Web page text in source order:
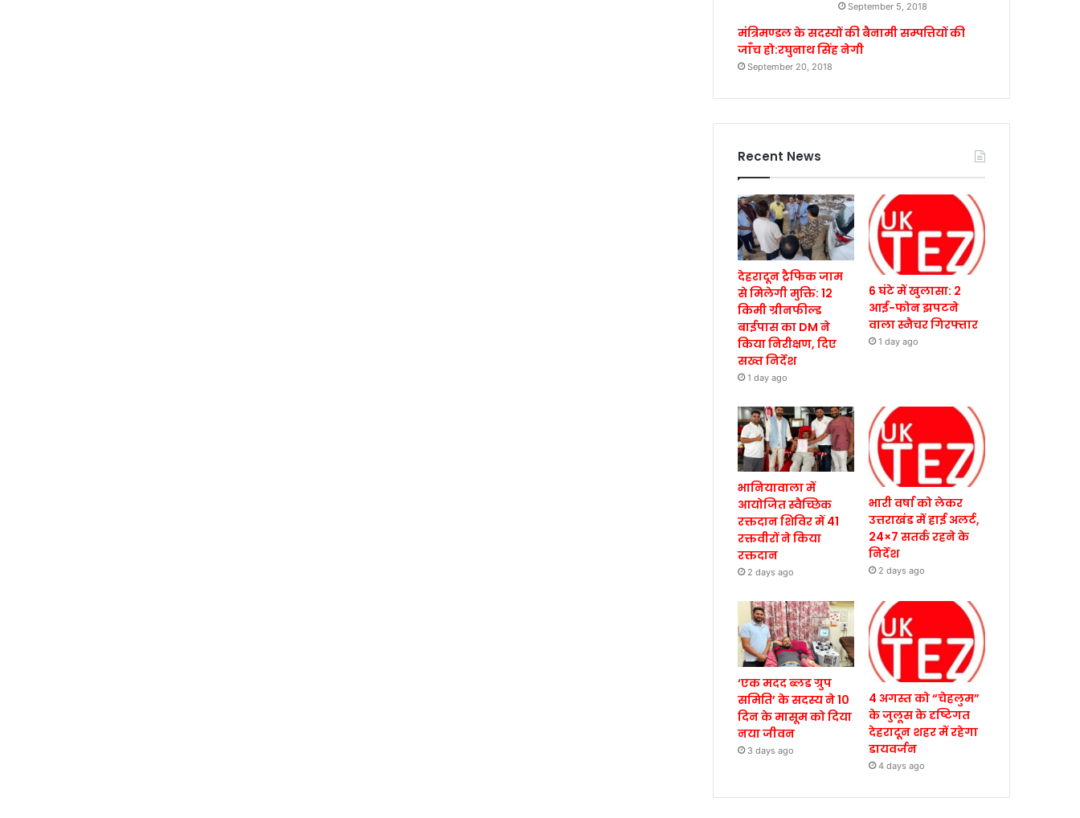
September 5, 2018
मंत्रिमण्डल के सदस्यों की बैनामी सम्पत्तियों की
जाँच हो:रघुनाथ सिंह नेगी
September 20, 2018
Recent News
देहरादून ट्रैफिक जाम
से मिलेगी मुक्ति: 12
किमी ग्रीनफील्ड
बाईपास का DM ने
किया निरीक्षण, दिए
सख्त निर्देश
1 day ago
6 घंटे में खुलासा: 2
आई-फोन झपटने
वाला स्नैचर गिरफ्तार
1 day ago
भानियावाला में
आयोजित स्वैच्छिक
रक्तदान शिविर में 41
रक्तवीरों ने किया
रक्तदान
2 days ago
भारी वर्षा को लेकर
उत्तराखंड में हाई अलर्ट,
24×7 सतर्क रहने के
निर्देश
2 days ago
‘एक मदद ब्लड ग्रुप
समिति’ के सदस्य ने 10
दिन के मासूम को दिया
नया जीवन
3 days ago
4 अगस्त को “चेहलुम”
के जुलूस के दृष्टिगत
देहरादून शहर में रहेगा
डायवर्जन
4 days ago